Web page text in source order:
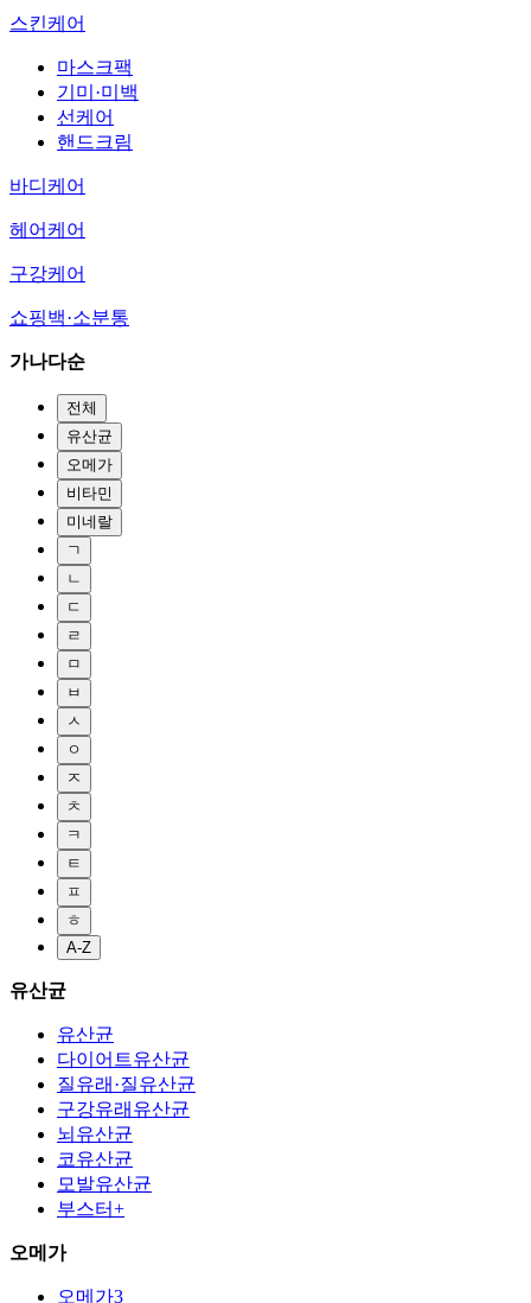
스킨케어
마스크팩
기미·미백
선케어
핸드크림
바디케어
헤어케어
구강케어
쇼핑백·소분통
가나다순
전체
유산균
오메가
비타민
미네랄
ㄱ
ㄴ
ㄷ
ㄹ
ㅁ
ㅂ
ㅅ
ㅇ
ㅈ
ㅊ
ㅋ
ㅌ
ㅍ
ㅎ
A-Z
유산균
유산균
다이어트유산균
질유래·질유산균
구강유래유산균
뇌유산균
코유산균
모발유산균
부스터+
오메가
오메가3